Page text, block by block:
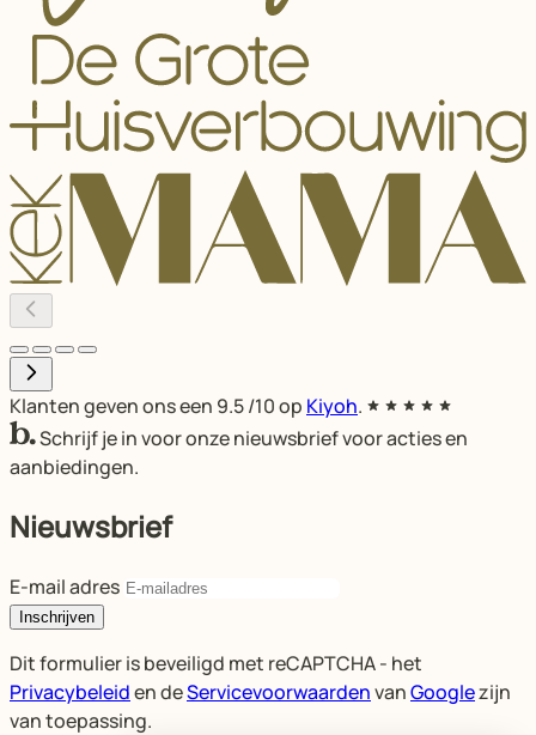
Klanten geven ons een 9.5/10 op Kiyoh.
Schrijf je in voor onze nieuwsbrief voor acties en
aanbiedingen.
Nieuwsbrief
E-mail adres
Inschrijven
Dit formulier is beveiligd met reCAPTCHA - het
Privacybeleiden deServicevoorwaardenvanGooglezijn
van toepassing.